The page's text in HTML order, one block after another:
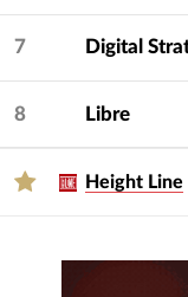
7 Digital
8 Libre
Height Line